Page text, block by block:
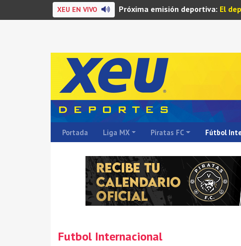
XEU EN VIVO Próxima emisión deportiva: El
Portada Liga MX Piratas FC Fútbol
Futbol Internacional